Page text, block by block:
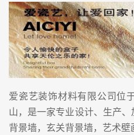
爱瓷艺装饰材料有限公司位
山，是一家专业设计、生产
背景墙，玄关背景墙，艺术壁